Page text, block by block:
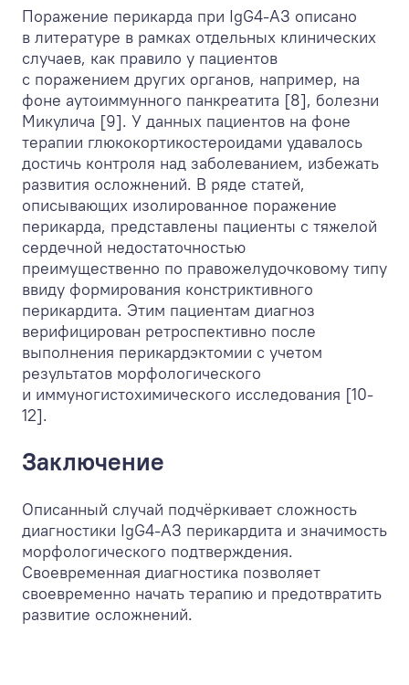
Поражение перикарда при IgG4-АЗ описано
в литературе в рамках отдельных клинических
случаев, как правило у пациентов
с поражением других органов, например, на
фоне аутоиммунного панкреатита [8], болезни
Микулича [9]. У данных пациентов на фоне
терапии глюкокортикостероидами удавалось
достичь контроля над заболеванием, избежать
развития осложнений. В ряде статей,
описывающих изолированное поражение
перикарда, представлены пациенты с тяжелой
сердечной недостаточностью
преимущественно по правожелудочковому типу
ввиду формирования констриктивного
перикардита. Этим пациентам диагноз
верифицирован ретроспективно после
выполнения перикардэктомии с учетом
результатов морфологического
и иммуногистохимического исследования [10-
12].
Заключение
Описанный случай подчёркивает сложность
диагностики IgG4-АЗ перикардита и значимость
морфологического подтверждения.
Своевременная диагностика позволяет
своевременно начать терапию и предотвратить
развитие осложнений.